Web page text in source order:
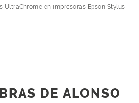
UltraChrome en impresoras Epson Stylus
DE ALONSO